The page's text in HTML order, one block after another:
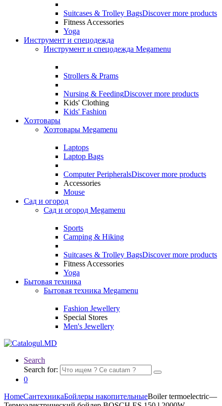
Suitcases & Trolley BagsDiscover more products
Fitness Accessories
Yoga
Инструмент и спецодежда
Инструмент и спецодежда Megamenu
Strollers & Prams
Nursing & FeedingDiscover more products
Kids' Clothing
Kids' Fashion
Хозтовары
Хозтовары Megamenu
Laptops
Laptop Bags
Computer PeripheralsDiscover more products
Accessories
Mouse
Сад и огород
Сад и огород Megamenu
Sports
Camping & Hiking
Suitcases & Trolley BagsDiscover more products
Fitness Accessories
Yoga
Бытовая техника
Бытовая техника Megamenu
Fashion Jewellery
Special Stores
Men's Jewellery
Search
Search for:
0
HomeСантехникаБойлеры накопительныеBoiler termoelectric—